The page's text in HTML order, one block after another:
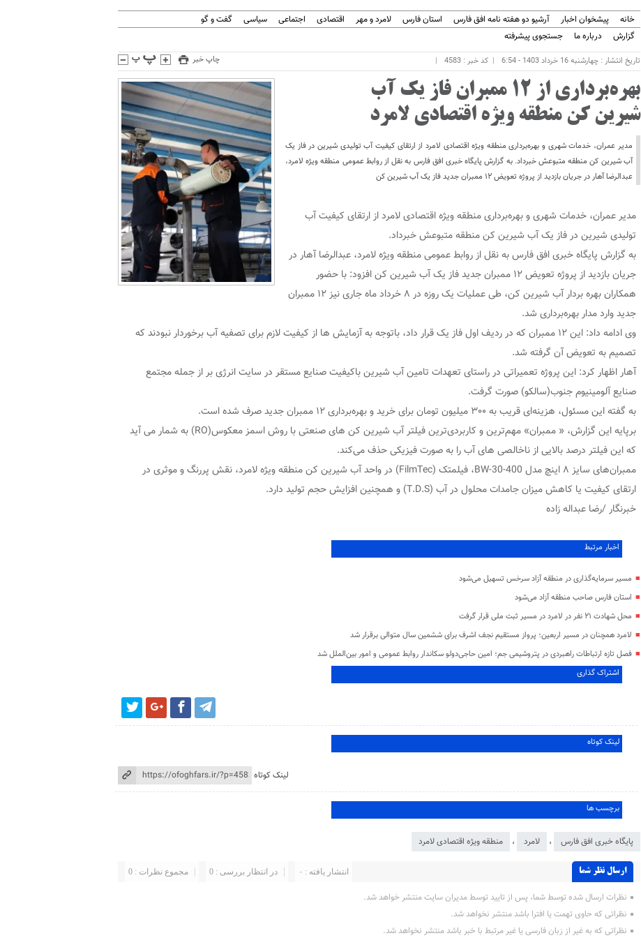
خانه پیشخوان اخبار آرشیو دو هفته نامه افق فارس استان فارس لامرد و مهر اقتصادی اجتماعی سیاسی
گفت و گو
گزارش
درباره ما جستجوی پیشرفته
تاریخ انتشار : چهارشنبه 16 خرداد 1403 - 6:54 کد خبر : 4583 چاپ خبر
بهره‌برداری از ١٢ ممبران فاز یک آب
شیرین کن منطقه ویژه اقتصادی لامرد
مدیر عمران، خدمات شهری و بهره‌برداری منطقه ویژه اقتصادی لامرد از ارتقای کیفیت آب تولیدی شیرین در فاز یک
آب شیرین کن منطقه متبوعش خبرداد. به گزارش پایگاه خبری افق فارس به نقل از روابط عمومی منطقه ویژه لامرد،
عبدالرضا آهار در جریان بازدید از پروژه تعویض ١٢ ممبران جدید فاز یک آب شیرین کن
مدیر عمران، خدمات شهری و بهره‌برداری منطقه ویژه اقتصادی لامرد از ارتقای کیفیت آب
تولیدی شیرین در فاز یک آب شیرین کن منطقه متبوعش خبرداد.
به گزارش پایگاه خبری افق فارس به نقل از روابط عمومی منطقه ویژه لامرد، عبدالرضا آهار در
جریان بازدید از پروژه تعویض ١٢ ممبران جدید فاز یک آب شیرین کن افزود: با حضور
همکاران بهره بردار آب شیرین کن، طی عملیات یک روزه در ٨ خرداد ماه جاری نیز ١٢ ممبران
جدید وارد مدار بهره‌برداری شد.
وی ادامه داد: این ١۲ ممبران که در ردیف اول فاز یک قرار داد، باتوجه به آزمایش ها از کیفیت لازم برای تصفیه آب برخوردار نبودند که
تصمیم به تعویض آن گرفته شد.
آهار اظهار کرد: این پروژه تعمیراتی در راستای تعهدات تامین آب شیرین باکیفیت صنایع مستقر در سایت انرژی بر از جمله مجتمع
صنایع آلومینیوم جنوب(سالکو) صورت گرفت.
به گفته این مسئول، هزینه‌ای قریب به ٣٠٠ میلیون تومان برای خرید و بهره‌برداری ١٢ ممبران جدید صرف شده است.
برپایه این گزارش، « ممبران» مهم‌ترین و کاربردی‌ترین فیلتر آب شیرین کن های‌ صنعتی با روش اسمز معکوس(RO) به شمار می آید
که این فیلتر درصد بالایی از ناخالصی های آب را به صورت فیزیکی حذف می‌کند.
ممبران‌های سایز ۸ اینچ مدل BW-30-400، فیلمتک (FilmTec) در واحد آب شیرین کن منطقه ویژه لامرد، نقش پررنگ و موثری در
ارتقای کیفیت یا کاهش میزان جامدات محلول در آب (T.D.S) و همچنین افزایش حجم تولید دارد.
خبرنگار /رضا عبداله زاده
اخبار مرتبط
مسیر سرمایه‌گذاری در منطقه آزاد سرخس تسهیل می‌شود
استان فارس صاحب منطقه آزاد می‌شود
محل شهادت ۲۱ نفر در لامرد در مسیر ثبت ملی قرار گرفت
لامرد همچنان در مسیر اربعین؛ پرواز مستقیم نجف اشرف برای ششمین سال متوالی برقرار شد
فصل تازه ارتباطات راهبردی در پتروشیمی جم؛ امین حاجی‌دولو سکاندار روابط عمومی و امور بین‌الملل شد
اشتراک گذاری
لینک کوتاه
لینک کوتاه
برچسب ها
پایگاه خبری افق فارس ، لامرد ، منطقه ویژه اقتصادی لامرد
ارسال نظر شما مجموع نظرات : 0 در انتظار بررسی : 0 انتشار یافته : ۰
نظرات ارسال شده توسط شما، پس از تایید توسط مدیران سایت منتشر خواهد شد.
نظراتی که حاوی تهمت یا افترا باشد منتشر نخواهد شد.
نظراتی که به غیر از زبان فارسی یا غیر مرتبط با خبر باشد منتشر نخواهد شد.